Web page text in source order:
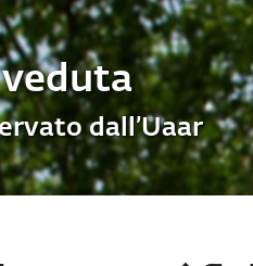
dall’Uaar